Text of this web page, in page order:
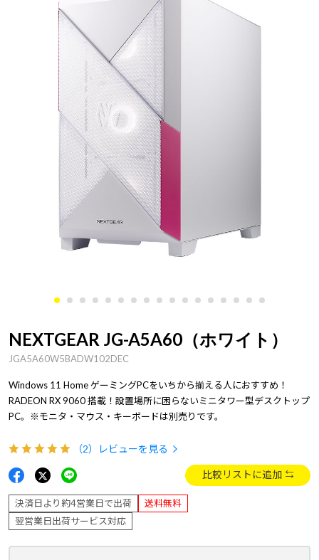
NEXTGEAR JG-A5A60（ホワイト）
JGA5A60W5BADW102DEC
Windows 11 Home ゲーミングPCをいちから揃える人におすすめ！
RADEON RX 9060 搭載！設置場所に困らないミニタワー型デスクトップ
PC。※モニタ・マウス・キーボードは別売りです。
（2） レビューを見る
比較リストに追加
決済日より約4営業日で出荷
送料無料
翌営業日出荷サービス対応